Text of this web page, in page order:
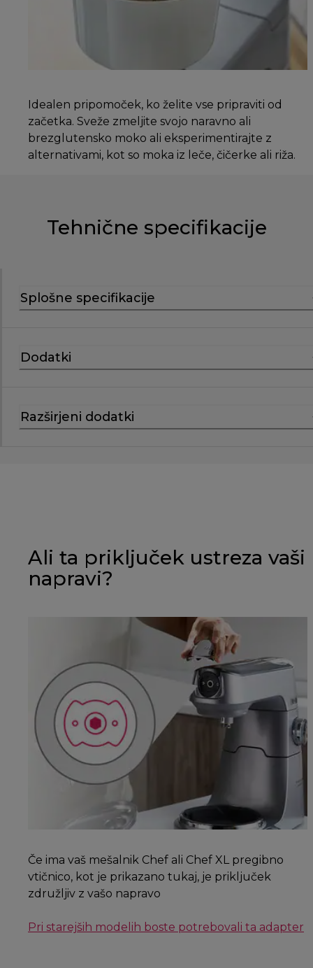
Idealen pripomoček, ko želite vse pripraviti od
začetka. Sveže zmeljite svojo naravno ali
brezglutensko moko ali eksperimentirajte z
alternativami, kot so moka iz leče, čičerke ali riža.
Tehnične specifikacije
Splošne specifikacije
Dodatki
Razširjeni dodatki
Ali ta priključek ustreza vaši
napravi?
Če ima vaš mešalnik Chef ali Chef XL pregibno
vtičnico, kot je prikazano tukaj, je priključek
združljiv z vašo napravo
Pri starejših modelih boste potrebovali ta adapter